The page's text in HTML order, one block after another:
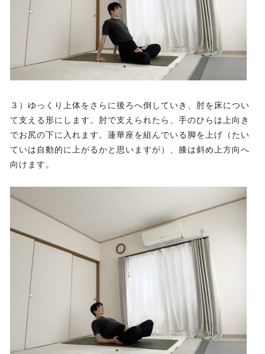
３）ゆっくり上体をさらに後ろへ倒していき、肘を床につい
て支える形にします。肘で支えられたら、手のひらは上向き
でお尻の下に入れます。蓮華座を組んでいる脚を上げ（たい
ていは自動的に上がるかと思いますが）、膝は斜め上方向へ
向けます。